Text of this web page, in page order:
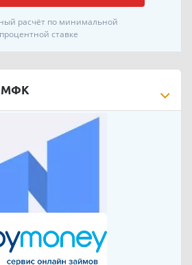
расчёт по минимальной
процентной ставке
МФК